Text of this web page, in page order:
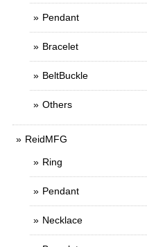
Pendant
Bracelet
BeltBuckle
Others
ReidMFG
Ring
Pendant
Necklace